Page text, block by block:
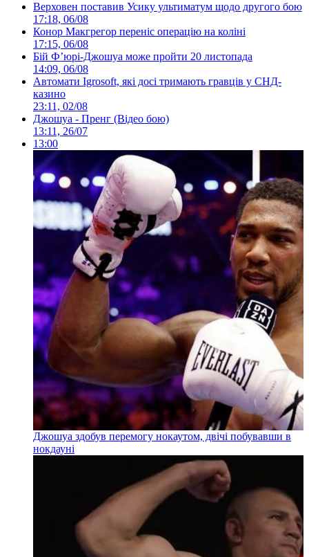
Верховен поставив Усику ультиматум щодо другого бою
17:18, 06/08
Конор Макгрегор переніс операцію на коліні
17:15, 06/08
Бій Ф’юрі-Джошуа може пройти 20 листопада
14:09, 06/08
Автомати Igrosoft, які досі тримають гравців у СНД-
казино
23:11, 02/08
Джошуа - Пренг (Відео бою)
13:11, 26/07
13:00
Джошуа здобув перемогу нокаутом, двічі побувавши в
нокдауні